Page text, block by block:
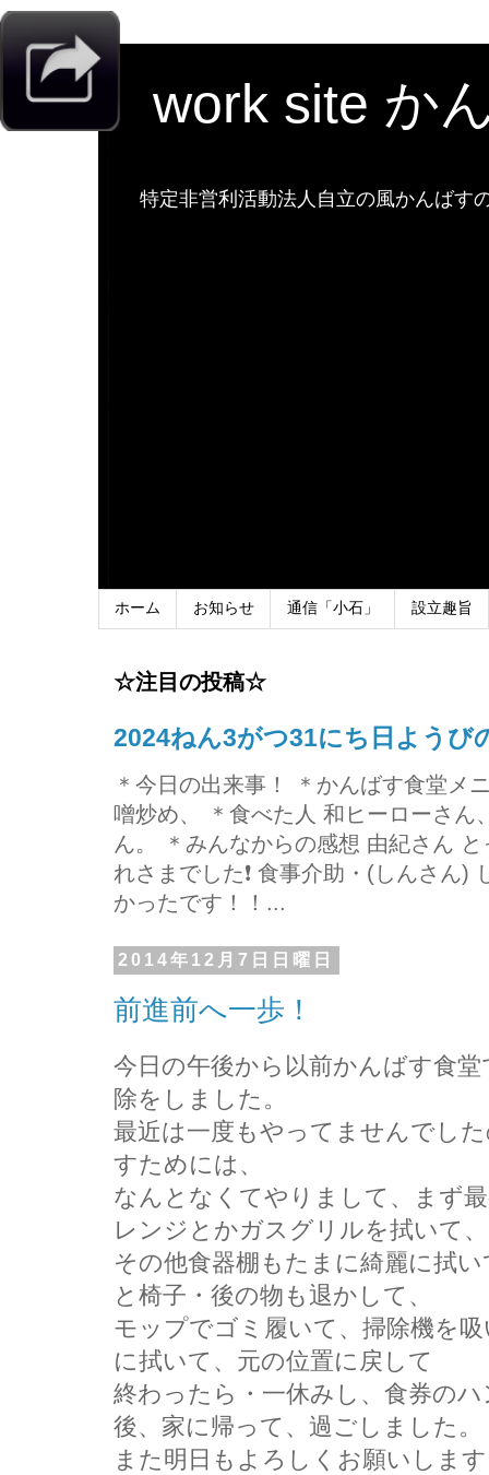
work site か
特定非営利活動法人自立の風かんばす
ホーム お知らせ 通信「小石」 設立趣旨
☆注目の投稿☆
2024ねん3がつ31にち日ようび
＊今日の出来事！ ＊かんばす食堂メ
噌炒め、 ＊食べた人 和ヒーローさん
ん。 ＊みんなからの感想 由紀さん
れさまでした❗ 食事介助・(しんさん)
かったです！！...
2014年12月7日日曜日
前進前へ一歩！
今日の午後から以前かんばす食
除をしました。
最近は一度もやってませんでし
すためには、
なんとなくてやりまして、まず
レンジとかガスグリルを拭いて、
その他食器棚もたまに綺麗に拭
と椅子・後の物も退かして、
モップでゴミ履いて、掃除機を
に拭いて、元の位置に戻して
終わったら・一休みし、食券の
後、家に帰って、過ごしました。
また明日もよろしくお願いしま